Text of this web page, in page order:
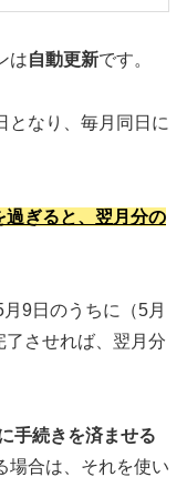
は自動更新です。
となり、毎月同日に
ぎると、翌月分の
9日のうちに（5月
させれば、翌月分
手続きを済ませる
場合は、それを使い